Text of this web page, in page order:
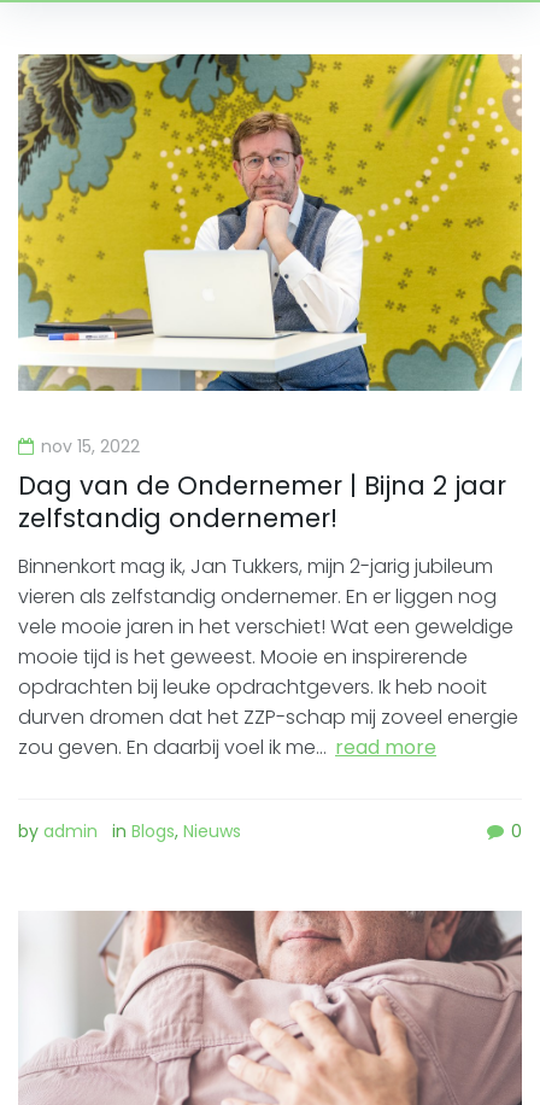
Categorie:
Nieuws
nov 15, 2022
Dag van de Ondernemer | Bijna 2 jaar
zelfstandig ondernemer!
Binnenkort mag ik, Jan Tukkers, mijn 2-jarig jubileum
vieren als zelfstandig ondernemer. En er liggen nog
vele mooie jaren in het verschiet! Wat een geweldige
mooie tijd is het geweest. Mooie en inspirerende
opdrachten bij leuke opdrachtgevers. Ik heb nooit
durven dromen dat het ZZP-schap mij zoveel energie
zou geven. En daarbij voel ik me… read more
by admin in Blogs, Nieuws 0